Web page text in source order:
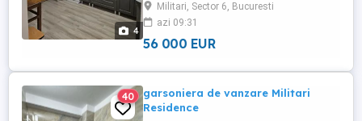
4
zonă cu multiple facilități: supermarketuri,
farmacii, școli și grădinițe. Acces rapid la
...
Militari, Sector 6, Bucuresti
azi 09:31
56 000 EUR
40
garsoniera de vanzare Militari
Residence